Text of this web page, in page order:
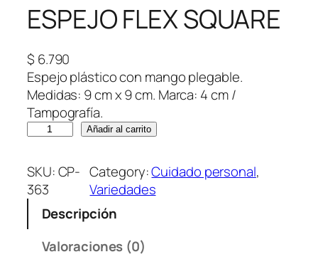
ESPEJO FLEX SQUARE
$ 6.790
Espejo plástico con mango plegable.
Medidas: 9 cm x 9 cm. Marca: 4 cm /
Tampografía.
P
E
J
Añadir al carrito
SKU:CP-
363
Category:Cuidado personal
Variedades
Descripción
Valoraciones (0)